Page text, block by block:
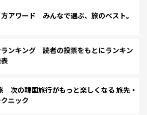
アワード みんなで選ぶ、旅のベスト。
ンキング 読者の投票をもとにランキン
次の韓国旅行がもっと楽しくなる 旅先・
ニック